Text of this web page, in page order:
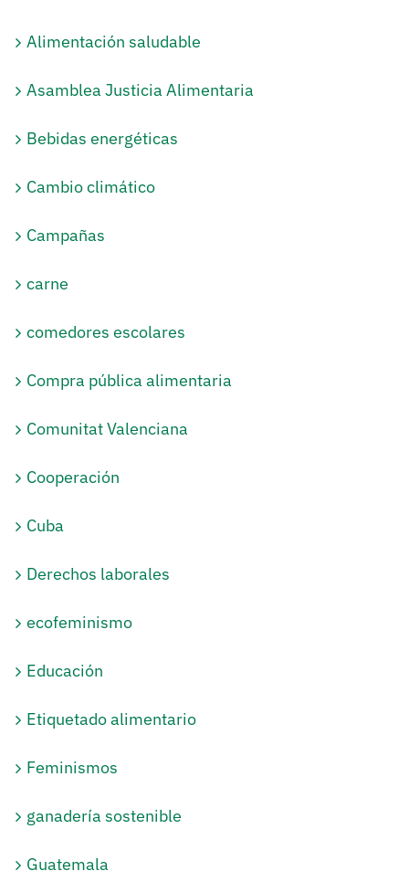
Alimentación saludable
Asamblea Justicia Alimentaria
Bebidas energéticas
Cambio climático
Campañas
carne
comedores escolares
Compra pública alimentaria
Comunitat Valenciana
Cooperación
Cuba
Derechos laborales
ecofeminismo
Educación
Etiquetado alimentario
Feminismos
ganadería sostenible
Guatemala